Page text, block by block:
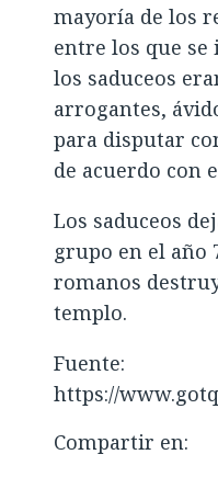
mayoría de los
entre los que se
los saduceos
arrogantes,
para disputar
de acuerdo con
Los saduceos
grupo en el año
romanos
templo.
Fuente:
https://
Compartir en: